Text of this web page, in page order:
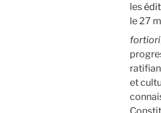
les
le 27
fortiori
et